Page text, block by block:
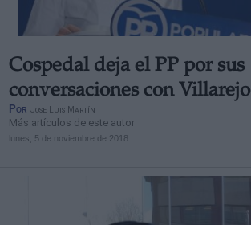
Cospedal deja el PP por sus
conversaciones con Villarejo
Por Jose Luis Martín
Más artículos de este autor
lunes, 5 de noviembre de 2018